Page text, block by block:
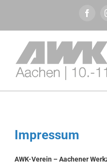
Impressum
AWK-Verein – Aachener